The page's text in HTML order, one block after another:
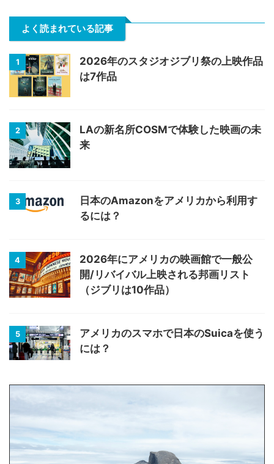
よく読まれている記事
1
2026年のスタジオジブリ祭の上映作品
は7作品
2
LAの新名所COSMで体験した映画の未
来
3
日本のAmazonをアメリカから利用す
るには？
4
2026年にアメリカの映画館で一般公
開/リバイバル上映される邦画リスト
（ジブリは10作品）
5
アメリカのスマホで日本のSuicaを使う
には？